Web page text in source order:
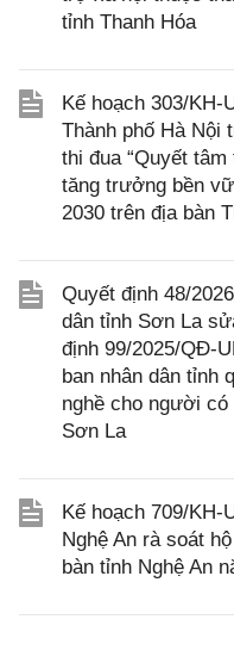
tỉnh Thanh Hóa
Kế hoạch 303/KH-
Thành phố Hà Nội
thi đua “Quyết
tăng trưởng bền
2030 trên địa bàn
Quyết định 48/
dân tỉnh Sơn La
định 99/2025/QĐ-
ban nhân dân tỉnh
nghề cho người
Sơn La
Kế hoạch 709/KH-
Nghệ An rà soát
bàn tỉnh Nghệ An